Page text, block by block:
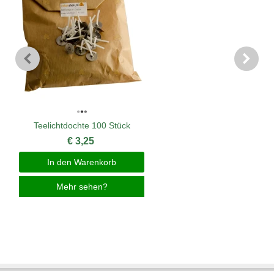
Teelichtdochte 100 Stück
€ 3,25
In den Warenkorb
Mehr sehen?